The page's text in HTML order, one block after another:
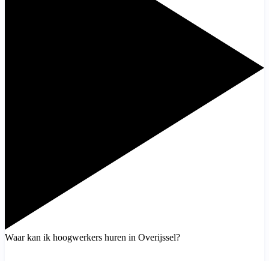
Waar kan ik hoogwerkers huren in Overijssel?